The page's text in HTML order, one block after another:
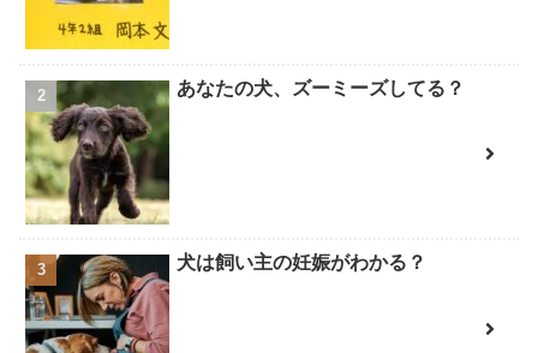
あなたの犬、ズーミーズしてる？
犬は飼い主の妊娠がわかる？